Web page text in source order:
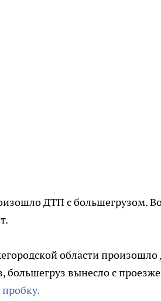
ДТП с большегрузом.
области
большегруз вынесло с